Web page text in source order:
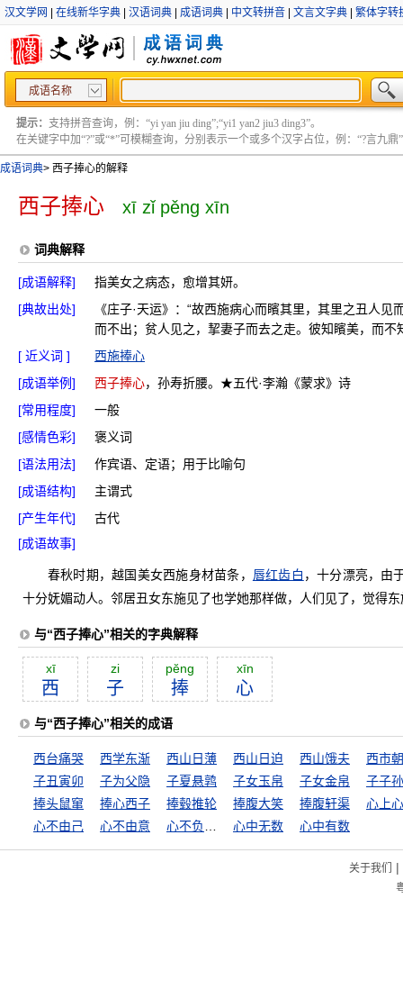
汉文学网 在线新华字典 汉语词典 成语词典 中文转拼音 文言文字典 繁体字转
成语名称
提示： 支持拼音查询，例：“yi yan jiu ding”;“yi1 yan2 jiu3 ding3”。
在关键字中加“?”或“*”可模糊查询，分别表示一个或多个汉字占位，例：“?言九鼎”
成语词典> 西子捧心的解释
西子捧心 xī zǐ pěng xīn
词典解释
[成语解释]
指美女之病态，愈增其妍。
[典故出处]
《庄子·天运》：“故西施病心而矉其里，其里之丑人
而不出；贫人见之，挈妻子而去之走。彼知矉美，而不
[ 近义词 ]
西施捧心
[成语举例]
西子捧心，孙寿折腰。★五代·李瀚《蒙求》诗
[常用程度]
一般
[感情色彩]
褒义词
[语法用法]
作宾语、定语；用于比喻句
[成语结构]
主谓式
[产生年代]
古代
[成语故事]
春秋时期，越国美女西施身材苗条， 唇红齿白 ，十分漂亮，由
十分妩媚动人。邻居丑女东施见了也学她那样做，人们见了，觉得
与“西子捧心”相关的字典解释
xī
西
zi
子
pĕng
捧
xīn
心
与“西子捧心”相关的成语
西台痛哭 西学东渐 西山日薄 西山日迫 西山饿夫
西市
子丑寅卯
子为父隐 子夏悬鹑 子女玉帛 子女金帛
子子
捧头鼠窜
捧心西子 捧毂推轮 捧腹大笑 捧腹轩渠
心上
心不由己
心不由意 心中无数 心中有数
关于我们 |